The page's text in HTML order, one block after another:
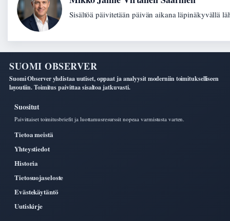
Sisältöä päivitetään päivän aikana läpinäkyvällä
SUOMI OBSERVER
Suomi Observer yhdistaa uutiset, oppaat ja analyysit moderniin toimitukselliseen
layoutiin. Toimitus paivittaa sisaltoa jatkuvasti.
Suositut
Paivittaiset toimitusbriefit ja luottamusresurssit nopeaa varmistusta varten.
Tietoa meistä
Yhteystiedot
Historia
Tietosuojaseloste
Evästekäytäntö
Uutiskirje